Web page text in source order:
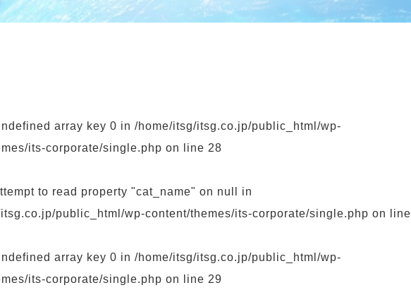
One Stop Solution
オフィス
One Stop Solution
GIGAスクール
array key 0 in /home/itsg/itsg.co.jp/public_html/wp-
its-corporate/single.php on line 28
to read property "cat_name" on null in
public_html/wp-content/themes/its-corporate/single.php on line
array key 0 in /home/itsg/itsg.co.jp/public_html/wp-
its-corporate/single.php on line 29